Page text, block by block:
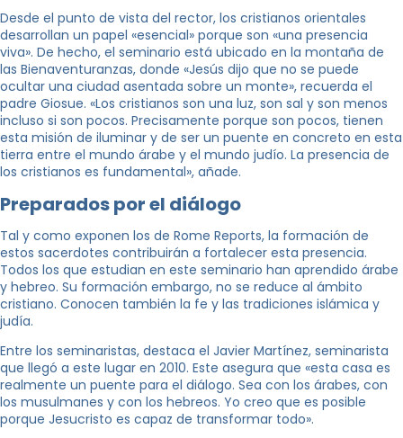
Desde el punto de vista del rector, los cristianos orientales
desarrollan un papel «esencial» porque son «una presencia
viva». De hecho, el seminario está ubicado en la montaña de
las Bienaventuranzas, donde «Jesús dijo que no se puede
ocultar una ciudad asentada sobre un monte», recuerda el
padre Giosue. «Los cristianos son una luz, son sal y son menos
incluso si son pocos. Precisamente porque son pocos, tienen
esta misión de iluminar y de ser un puente en concreto en esta
tierra entre el mundo árabe y el mundo judío. La presencia de
los cristianos es fundamental», añade.
Preparados por el diálogo
Tal y como exponen los de Rome Reports, la formación de
estos sacerdotes contribuirán a fortalecer esta presencia.
Todos los que estudian en este seminario han aprendido árabe
y hebreo. Su formación embargo, no se reduce al ámbito
cristiano. Conocen también la fe y las tradiciones islámica y
judía.
Entre los seminaristas, destaca el Javier Martínez, seminarista
que llegó a este lugar en 2010. Este asegura que «esta casa es
realmente un puente para el diálogo. Sea con los árabes, con
los musulmanes y con los hebreos. Yo creo que es posible
porque Jesucristo es capaz de transformar todo».